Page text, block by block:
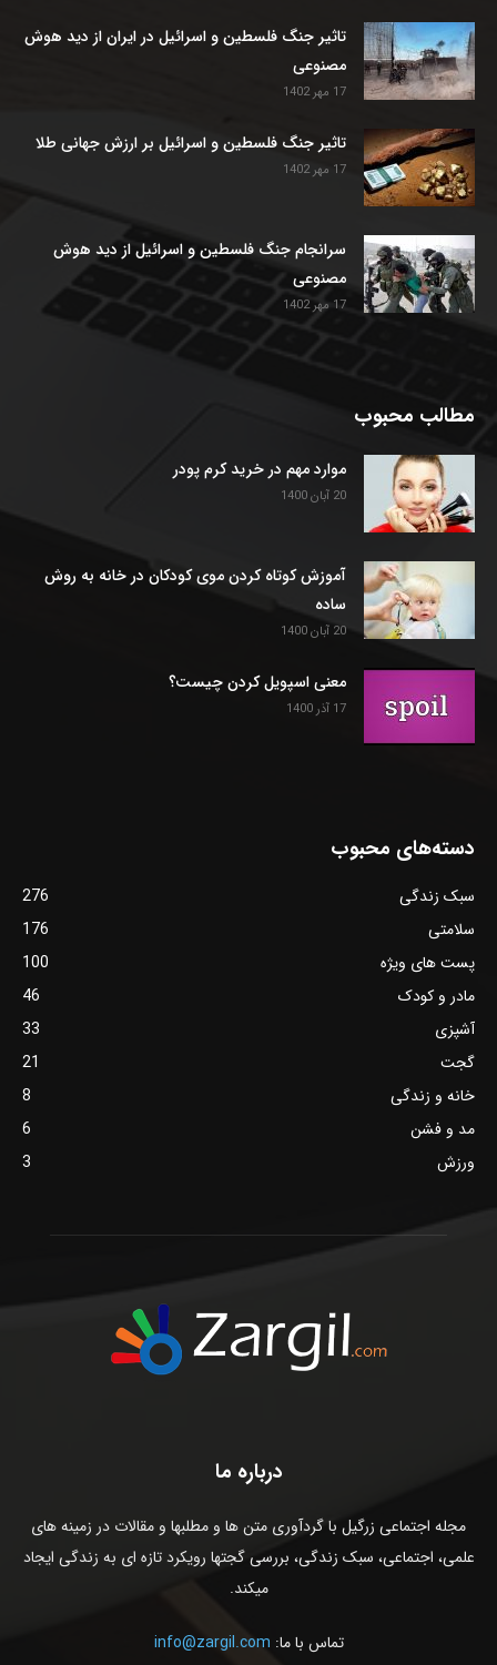
تاثیر جنگ فلسطین و اسرائیل در ایران از دید هوش
مصنوعی
17 مهر 1402
تاثیر جنگ فلسطین و اسرائیل بر ارزش جهانی طلا
17 مهر 1402
سرانجام جنگ فلسطین و اسرائیل از دید هوش
مصنوعی
17 مهر 1402
مطالب محبوب
موارد مهم در خرید کرم پودر
20 آبان 1400
آموزش کوتاه کردن موی کودکان در خانه به روش
ساده
20 آبان 1400
معنی اسپویل کردن چیست؟
17 آذر 1400
دسته‌های محبوب
سبک زندگی
276
سلامتی
176
پست های ویژه
100
مادر و کودک
46
آشپزی
33
گجت
21
خانه و زندگی
8
مد و فشن
6
ورزش
3
درباره ما
مجله اجتماعی زرگیل با گردآوری متن ها و مطلبها و مقالات در زمینه های
علمی، اجتماعی، سبک زندگی، بررسی گجتها رویکرد تازه ای به زندگی ایجاد
میکند.
تماس با ما: info@zargil.com